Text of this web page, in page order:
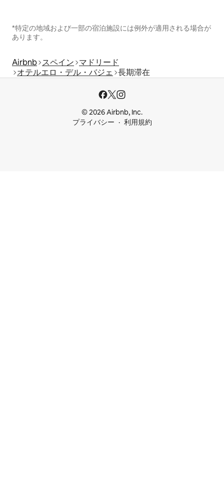
*特定の地域および一部の宿泊施設には例外が適用される場合が
あります。
Airbnb スペイン マドリード
オテルエロ・デル・バジェ 長期滞在
© 2026 Airbnb, Inc.
プライバシー
利用規約